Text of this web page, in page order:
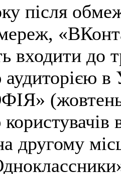
після
входити до
в
другому